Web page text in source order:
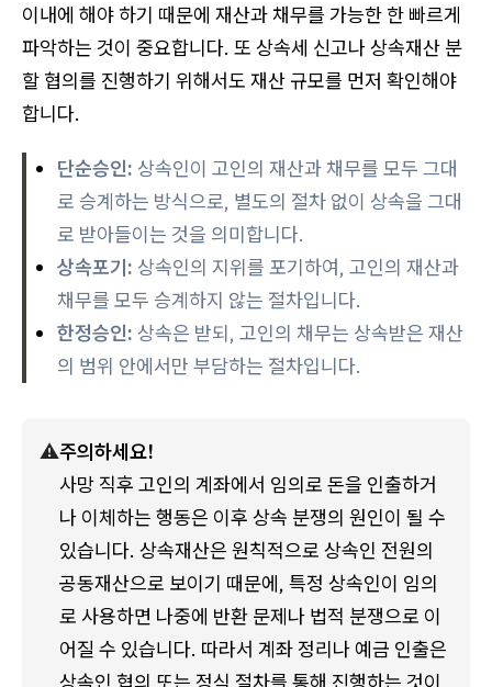
이내에 해야 하기 때문에 재산과 채무를 가능한 한 빠르게
파악하는 것이 중요합니다. 또 상속세 신고나 상속재산 분
할 협의를 진행하기 위해서도 재산 규모를 먼저 확인해야
합니다.
단순승인: 상속인이 고인의 재산과 채무를 모두 그대
로 승계하는 방식으로, 별도의 절차 없이 상속을 그대
로 받아들이는 것을 의미합니다.
상속포기: 상속인의 지위를 포기하여, 고인의 재산과
채무를 모두 승계하지 않는 절차입니다.
한정승인: 상속은 받되, 고인의 채무는 상속받은 재산
의 범위 안에서만 부담하는 절차입니다.
⚠️주의하세요!
사망 직후 고인의 계좌에서 임의로 돈을 인출하거
나 이체하는 행동은 이후 상속 분쟁의 원인이 될 수
있습니다. 상속재산은 원칙적으로 상속인 전원의
공동재산으로 보이기 때문에, 특정 상속인이 임의
로 사용하면 나중에 반환 문제나 법적 분쟁으로 이
어질 수 있습니다. 따라서 계좌 정리나 예금 인출은
상속인 협의 또는 정식 절차를 통해 진행하는 것이